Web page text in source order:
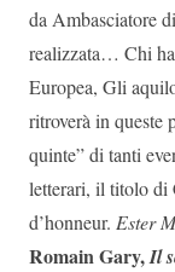
da Ambasciatore
realizzata… Chi ha
Europea, Gli
ritroverà in queste
quinte” di tanti
letterari, il titolo di
d’honneur. Ester
Romain Gary,Il